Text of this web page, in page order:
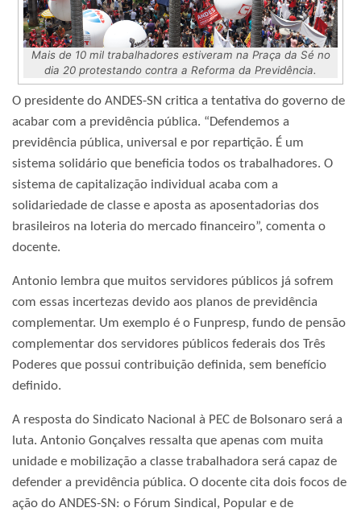
Mais de 10 mil trabalhadores estiveram na Praça da Sé no
dia 20 protestando contra a Reforma da Previdência.
O presidente do ANDES-SN critica a tentativa do governo de
acabar com a previdência pública. “Defendemos a
previdência pública, universal e por repartição. É um
sistema solidário que beneficia todos os trabalhadores. O
sistema de capitalização individual acaba com a
solidariedade de classe e aposta as aposentadorias dos
brasileiros na loteria do mercado financeiro”, comenta o
docente.
Antonio lembra que muitos servidores públicos já sofrem
com essas incertezas devido aos planos de previdência
complementar. Um exemplo é o Funpresp, fundo de pensão
complementar dos servidores públicos federais dos Três
Poderes que possui contribuição definida, sem benefício
definido.
A resposta do Sindicato Nacional à PEC de Bolsonaro será a
luta. Antonio Gonçalves ressalta que apenas com muita
unidade e mobilização a classe trabalhadora será capaz de
defender a previdência pública. O docente cita dois focos de
ação do ANDES-SN: o Fórum Sindical, Popular e de